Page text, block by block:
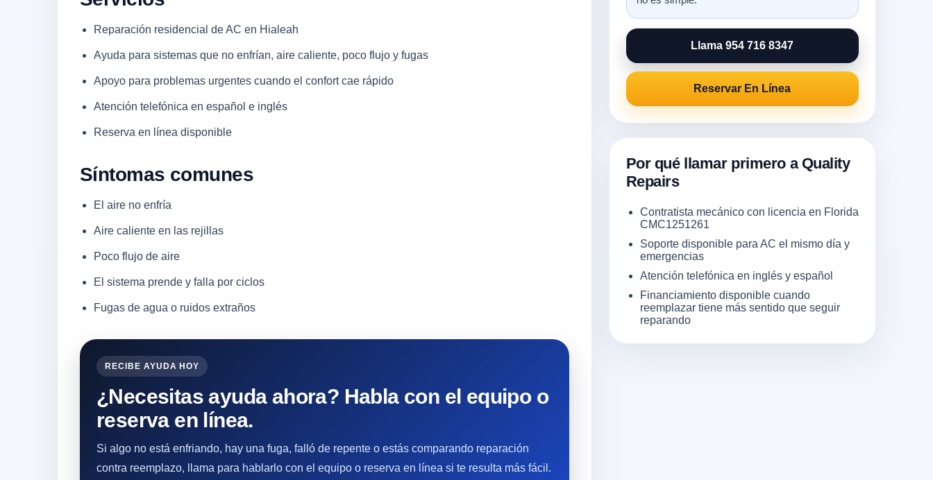
Reparación residencial de AC en Hialeah
Ayuda para sistemas que no enfrían, aire caliente, poco flujo y fugas
Apoyo para problemas urgentes cuando el confort cae rápido
Atención telefónica en español e inglés
Reserva en línea disponible
Síntomas comunes
El aire no enfría
Aire caliente en las rejillas
Poco flujo de aire
El sistema prende y falla por ciclos
Fugas de agua o ruidos extraños
RECIBE AYUDA HOY
¿Necesitas ayuda ahora? Habla con el equipo o
reserva en línea.
Si algo no está enfriando, hay una fuga, falló de repente o estás comparando reparación
contra reemplazo, llama para hablarlo con el equipo o reserva en línea si te resulta más fácil.
Llama 954 716 8347
Reservar En Línea
Por qué llamar primero a Quality
Repairs
Contratista mecánico con licencia en Florida
CMC1251261
Soporte disponible para AC el mismo día y
emergencias
Atención telefónica en inglés y español
Financiamiento disponible cuando
reemplazar tiene más sentido que seguir
reparando